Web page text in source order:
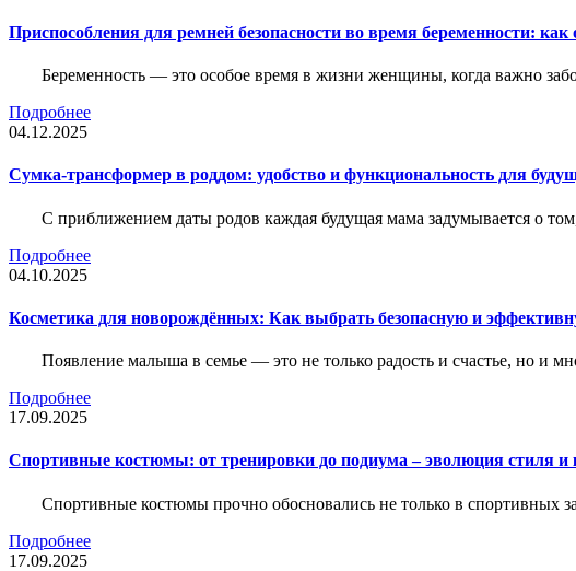
Приспособления для ремней безопасности во время беременности: как
Беременность — это особое время в жизни женщины, когда важно
Подробнее
04.12.2025
Сумка-трансформер в роддом: удобство и функциональность для
С приближением даты родов каждая будущая мама задумывается о
Подробнее
04.10.2025
Косметика для новорождённых: Как выбрать безопасную и
Появление малыша в семье — это не только радость и счастье, но и
Подробнее
17.09.2025
Спортивные костюмы: от тренировки до подиума – эволюция стиля и
Спортивные костюмы прочно обосновались не только в спортивных
Подробнее
17.09.2025